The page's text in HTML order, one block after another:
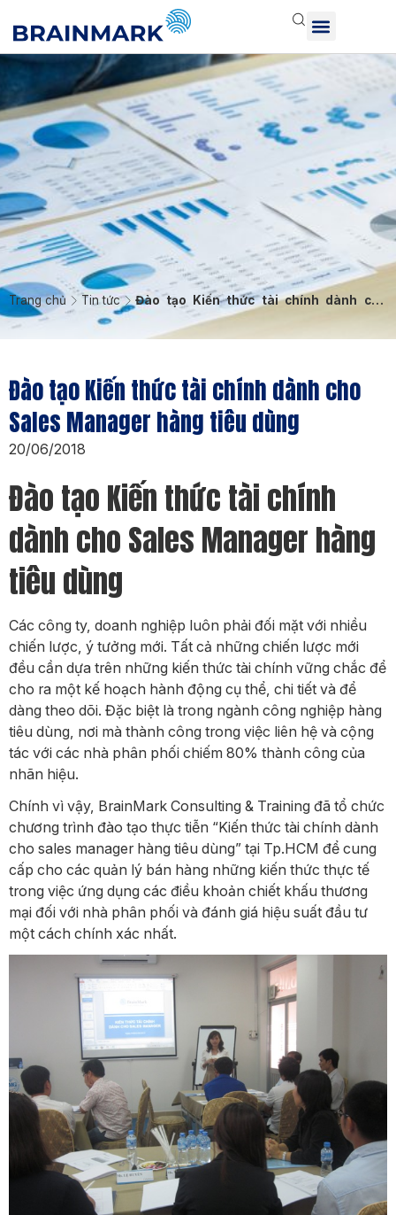
Trang chủ Tin tức
Đào tạo Kiến thức tài chính dành cho
Sales Manager hàng tiêu dùng
Đào tạo Kiến thức tài chính dành cho
Sales Manager hàng tiêu dùng
20/06/2018
Đào tạo Kiến thức tài chính
dành cho Sales Manager hàng
tiêu dùng
Các công ty, doanh nghiệp luôn phải đối mặt với nhiều
chiến lược, ý tưởng mới. Tất cả những chiến lược mới
đều cần dựa trên những kiến thức tài chính vững chắc để
cho ra một kế hoạch hành động cụ thể, chi tiết và để
dàng theo dõi. Đặc biệt là trong ngành công nghiệp hàng
tiêu dùng, nơi mà thành công trong việc liên hệ và cộng
tác với các nhà phân phối chiếm 80% thành công của
nhãn hiệu.
Chính vì vậy, BrainMark Consulting & Training đã tổ chức
chương trình đào tạo thực tiễn “Kiến thức tài chính dành
cho sales manager hàng tiêu dùng” tại Tp.HCM để cung
cấp cho các quản lý bán hàng những kiến thức thực tế
trong việc ứng dụng các điều khoản chiết khấu thương
mại đối với nhà phân phối và đánh giá hiệu suất đầu tư
một cách chính xác nhất.